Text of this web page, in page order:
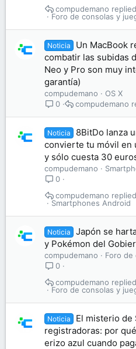
Foro de consolas y
compudemano
Noticia
Un MacBook
combatir las subidas
Neo y Pro son muy
garantía)
compudemano
OS X
0
compudemano
Noticia
8BitDo lanza
convierte tu móvil en
y sólo cuesta 30
compudemano
0
Smartphones Android
compudemano
Noticia
Japón se
y Pokémon del
compudemano
Foro de
0
Foro de consolas y
compudemano
Noticia
El misterio de
registradoras: por
erizo azul cuando